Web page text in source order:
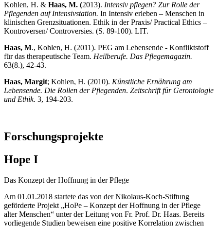
Kohlen, H. & Haas, M. (2013). Intensiv pflegen? Zur Rolle der
Pflegenden auf Intensivstation. In Intensiv erleben – Menschen in
klinischen Grenzsituationen. Ethik in der Praxis/ Practical Ethics –
Kontroversen/ Controversies. (S. 89-100). LIT.
Haas, M., Kohlen, H. (2011). PEG am Lebensende - Konfliktstoff
für das therapeutische Team. Heilberufe. Das Pflegemagazin.
63(8.), 42-43.
Haas, Margit; Kohlen, H. (2010). Künstliche Ernährung am
Lebensende. Die Rollen der Pflegenden. Zeitschrift für Gerontologie
und Ethik. 3, 194-203.
Forschungsprojekte
Hope I
Das Konzept der Hoffnung in der Pflege
Am 01.01.2018 startete das von der Nikolaus-Koch-Stiftung
geförderte Projekt „HoPe – Konzept der Hoffnung in der Pflege
alter Menschen“ unter der Leitung von Fr. Prof. Dr. Haas. Bereits
vorliegende Studien beweisen eine positive Korrelation zwischen